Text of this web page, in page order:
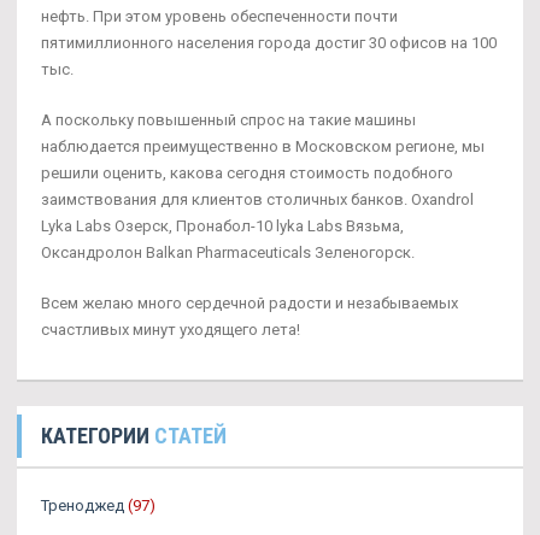
нефть. При этом уровень обеспеченности почти
пятимиллионного населения города достиг 30 офисов на 100
тыс.
А поскольку повышенный спрос на такие машины
наблюдается преимущественно в Московском регионе, мы
решили оценить, какова сегодня стоимость подобного
заимствования для клиентов столичных банков. Oxandrol
Lyka Labs Озерск, Пронабол-10 lyka Labs Вязьма,
Оксандролон Balkan Pharmaceuticals Зеленогорск.
Всем желаю много сердечной радости и незабываемых
счастливых минут уходящего лета!
КАТЕГОРИИ СТАТЕЙ
Треноджед (97)